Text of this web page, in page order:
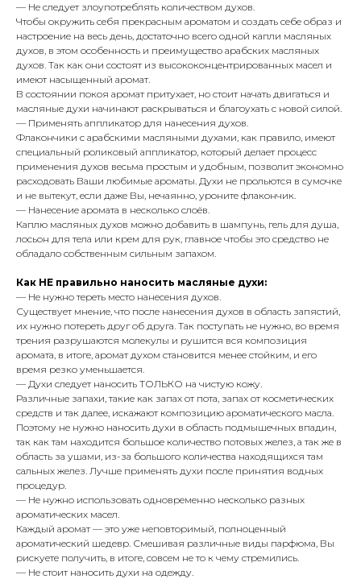
— Не следует злоупотреблять количеством духов.
Чтобы окружить себя прекрасным ароматом и создать себе образ и
настроение на весь день, достаточно всего одной капли масляных
духов, в этом особенность и преимущество арабских масляных
духов. Так как они состоят из высококонцентрированных масел и
имеют насыщенный аромат.
В состоянии покоя аромат притухает, но стоит начать двигаться и
масляные духи начинают раскрываться и благоухать с новой силой.
— Применять аппликатор для нанесения духов.
Флакончики с арабскими масляными духами, как правило, имеют
специальный роликовый аппликатор, который делает процесс
применения духов весьма простым и удобным, позволит экономно
расходовать Ваши любимые ароматы. Духи не прольются в сумочке
и не вытекут, если даже Вы, нечаянно, уроните флакончик.
— Нанесение аромата в несколько слоёв.
Каплю масляных духов можно добавить в шампунь, гель для душа,
лосьон для тела или крем для рук, главное чтобы это средство не
обладало собственным сильным запахом.
Как НЕ правильно наносить масляные духи:
— Не нужно тереть место нанесения духов.
Существует мнение, что после нанесения духов в область запястий,
их нужно потереть друг об друга. Так поступать не нужно, во время
трения разрушаются молекулы и рушится вся композиция
аромата, в итоге, аромат духом становится менее стойким, и его
время резко уменьшается.
— Духи следует наносить ТОЛЬКО на чистую кожу.
Различные запахи, такие как запах от пота, запах от косметических
средств и так далее, искажают композицию ароматического масла.
Поэтому не нужно наносить духи в область подмышечных впадин,
так как там находится большое количество потовых желез, а так же в
область за ушами, из-за большого количества находящихся там
сальных желез. Лучше применять духи после принятия водных
процедур.
— Не нужно использовать одновременно несколько разных
ароматических масел.
Каждый аромат — это уже неповторимый, полноценный
ароматический шедевр. Смешивая различные виды парфюма, Вы
рискуете получить, в итоге, совсем не то к чему стремились.
— Не стоит наносить духи на одежду.